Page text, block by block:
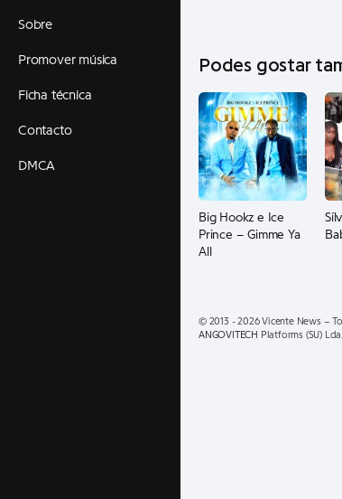
Sobre
Promover música
Ficha técnica
Contacto
DMCA
Podes gostar
Big Hookz e Ice
Prince – Gimme Ya
All
© 2013 - 2026 Vicente News –
ANGOVITECH
Platforms (SU)